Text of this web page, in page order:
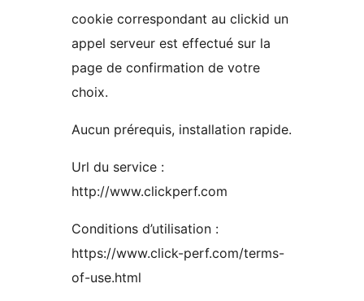
cookie correspondant au clickid un
appel serveur est effectué sur la
page de confirmation de votre
choix.
Aucun prérequis, installation rapide.
Url du service :
http://www.clickperf.com
Conditions d’utilisation :
https://www.click-perf.com/terms-
of-use.html